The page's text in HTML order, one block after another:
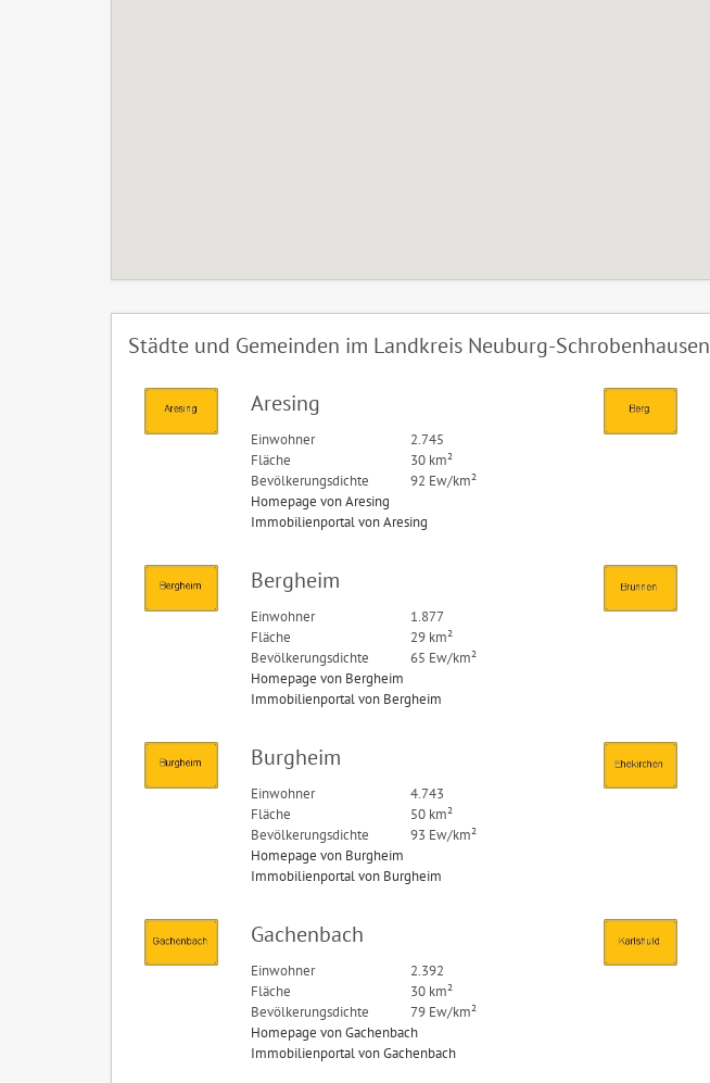
Städte und Gemeinden im Landkreis Neuburg-Schrobenhausen
Aresing
Einwohner
2.745
Fläche
30 km²
Bevölkerungsdichte
92 Ew/km²
Homepage von Aresing
Immobilienportal von Aresing
Bergheim
Einwohner
1.877
Fläche
29 km²
Bevölkerungsdichte
65 Ew/km²
Homepage von Bergheim
Immobilienportal von Bergheim
Burgheim
Einwohner
4.743
Fläche
50 km²
Bevölkerungsdichte
93 Ew/km²
Homepage von Burgheim
Immobilienportal von Burgheim
Gachenbach
Einwohner
2.392
Fläche
30 km²
Bevölkerungsdichte
79 Ew/km²
Homepage von Gachenbach
Immobilienportal von Gachenbach